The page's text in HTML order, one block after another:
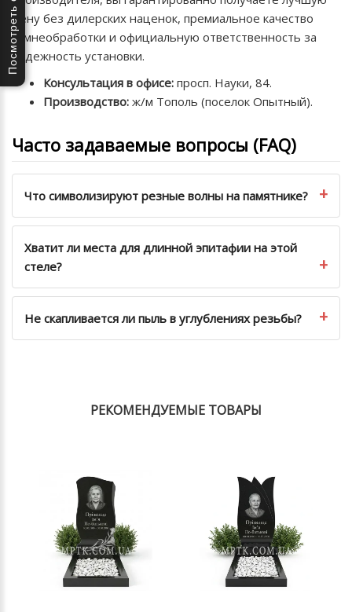
цену без дилерских наценок, премиальное качество
камнеобработки и официальную ответственность за
надежность установки.
Консультация в офисе: просп. Науки, 84.
Производство: ж/м Тополь (поселок Опытный).
Часто задаваемые вопросы (FAQ)
Что символизируют резные волны на памятнике?
Хватит ли места для длинной эпитафии на этой
стеле?
Не скапливается ли пыль в углублениях резьбы?
РЕКОМЕНДУЕМЫЕ ТОВАРЫ